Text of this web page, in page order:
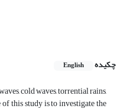
چکیده
English
cold waves, torrential rains,
this study is to investigate the